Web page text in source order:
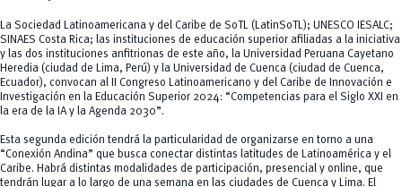
La Sociedad Latinoamericana y del Caribe de SoTL (LatinSoTL); UNESCO IESALC;
SINAES Costa Rica; las instituciones de educación superior afiliadas a la iniciativa
y las dos instituciones anfitrionas de este año, la Universidad Peruana Cayetano
Heredia (ciudad de Lima, Perú) y la Universidad de Cuenca (ciudad de Cuenca,
Ecuador), convocan al II Congreso Latinoamericano y del Caribe de Innovación e
Investigación en la Educación Superior 2024: “Competencias para el Siglo XXI en
la era de la IA y la Agenda 2030”.
Esta segunda edición tendrá la particularidad de organizarse en torno a una
“Conexión Andina” que busca conectar distintas latitudes de Latinoamérica y el
Caribe. Habrá distintas modalidades de participación, presencial y online, que
tendrán lugar a lo largo de una semana en las ciudades de Cuenca y Lima. El